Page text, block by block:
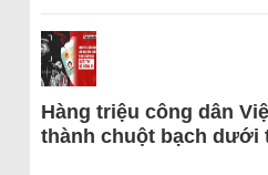
Hàng triệu công dân
thành chuột bạch dưới